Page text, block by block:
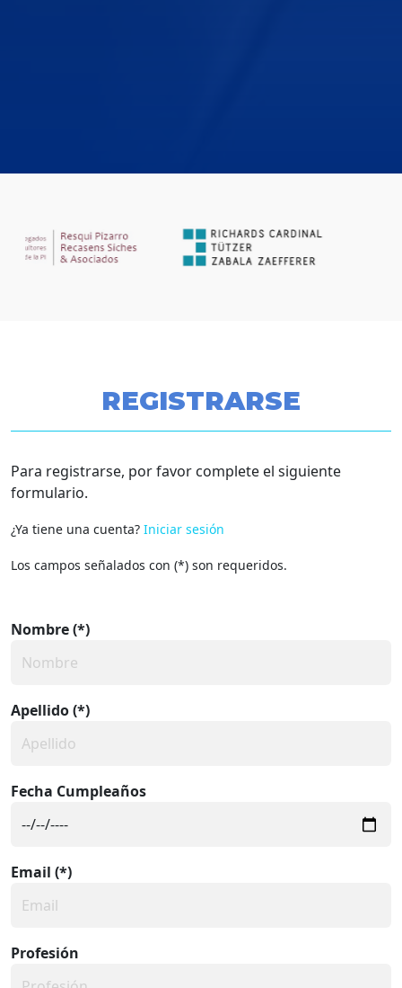
REGISTRARSE
Para registrarse, por favor complete el siguiente
formulario.
¿Ya tiene una cuenta? Iniciar sesión
Los campos señalados con (*) son requeridos.
Nombre (*)
Apellido (*)
Fecha Cumpleaños
Email (*)
Profesión